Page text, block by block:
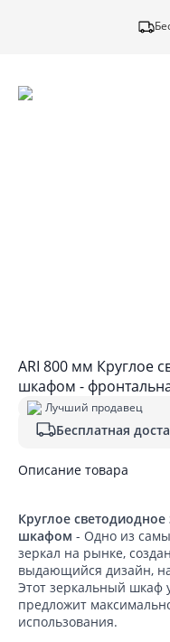
ARI 800 мм Круглое
шкафом -
Лучший продавец
Бесплатная
Описание товара
Круглое
шкафом - Одно из
зеркал на рынке,
выдающийся дизайн,
Этот зеркальный шкаф
предложит
использования.